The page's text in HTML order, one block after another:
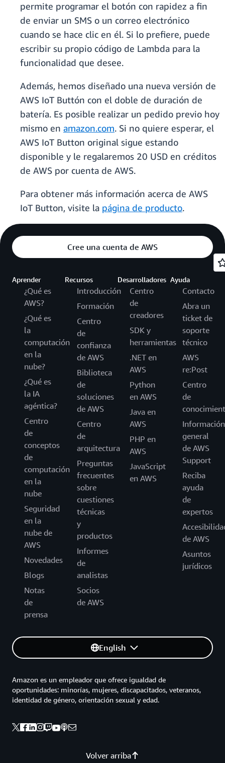
permite programar el botón con rapidez a fin
de enviar un SMS o un correo electrónico
cuando se hace clic en él. Si lo prefiere, puede
escribir su propio código de Lambda para la
funcionalidad que desee.
Además, hemos diseñado una nueva versión de
AWS IoT Buttón con el doble de duración de
batería. Es posible realizar un pedido previo hoy
mismo en amazon.com. Si no quiere esperar, el
AWS IoT Button original sigue estando
disponible y le regalaremos 20 USD en créditos
de AWS por cuenta de AWS.
Para obtener más información acerca de AWS
IoT Button, visite la página de producto.
Cree una cuenta de AWS
Aprender
¿Qué es
AWS?
¿Qué es
la
computación
en la
nube?
¿Qué es
la IA
agéntica?
Centro
de
conceptos
de
computación
en la
nube
Seguridad
en la
nube de
AWS
Novedades
Blogs
Notas
de
prensa
Recursos
Introducción
Formación
Centro
de
confianza
de AWS
Biblioteca
de
soluciones
de AWS
Centro
de
arquitectura
Preguntas
frecuentes
sobre
cuestiones
técnicas
y
productos
Informes
de
analistas
Socios
de AWS
Desarrolladores
Centro
de
creadores
SDK y
herramientas
.NET en
AWS
Python
en AWS
Java en
AWS
PHP en
AWS
JavaScript
en AWS
Ayuda
Contacto
Abra un
ticket de
soporte
técnico
AWS
re:Post
Centro
de
Información
general
de AWS
Support
Reciba
ayuda
de
expertos
de AWS
Asuntos
jurídicos
English
Volver arriba
Amazon es un empleador que ofrece igualdad de
oportunidades: minorías, mujeres, discapacitados, veteranos,
identidad de género, orientación sexual y edad.